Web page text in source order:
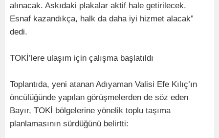
alınacak. Askıdaki plakalar aktif hale getirilecek.
Esnaf kazandıkça, halk da daha iyi hizmet alacak”
dedi.
TOKİ’lere ulaşım için çalışma başlatıldı
Toplantıda, yeni atanan Adıyaman Valisi Efe Kılıç’ın
öncülüğünde yapılan görüşmelerden de söz eden
Bayır, TOKİ bölgelerine yönelik toplu taşıma
planlamasının sürdüğünü belirtti: